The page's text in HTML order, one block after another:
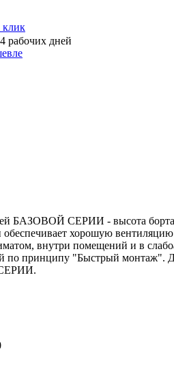
клик
рабочих дней
БАЗОВОЙ СЕРИИ - высота борта
обеспечивает хорошую
внутри помещений и в
по принципу "Быстрый монтаж".